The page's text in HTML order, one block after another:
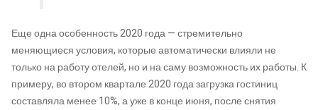
Еще одна особенность 2020 года — стремительно
меняющиеся условия, которые автоматически влияли не
только на работу отелей, но и на саму возможность их работы. К
примеру, во втором квартале 2020 года загрузка гостиниц
составляла менее 10%, а уже в конце июня, после снятия